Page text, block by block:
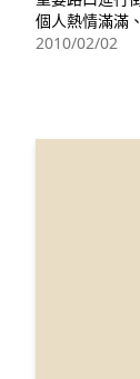
個人熱情滿滿
勤的員警密切
化環盟蔡嘉
為何不能如
2010/02/02